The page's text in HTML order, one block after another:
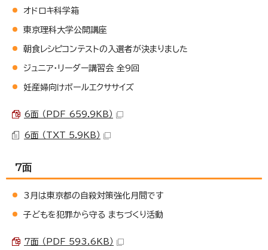
オドロキ科学箱
東京理科大学公開講座
朝食レシピコンテストの入選者が決まりました
ジュニア・リーダー講習会 全9回
妊産婦向けボールエクササイズ
6面 （PDF 659.9KB）
6面 （TXT 5.9KB）
7面
3月は東京都の自殺対策強化月間です
子どもを犯罪から守る まちづくり活動
7面 （PDF 593.6KB）